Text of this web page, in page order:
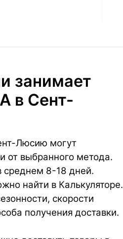
занимает
в Сент-
Люсию могут
от выбранного метода.
среднем 8-18 дней.
найти в Калькуляторе.
скорости
получения доставки.